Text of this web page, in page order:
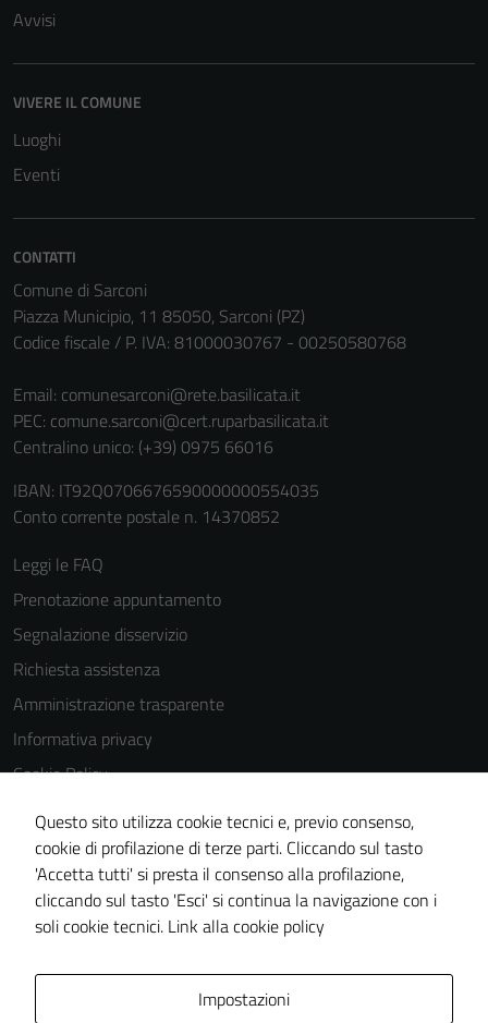
Avvisi
VIVERE IL COMUNE
Luoghi
Eventi
CONTATTI
Comune di Sarconi
Piazza Municipio, 11 85050, Sarconi (PZ)
Codice fiscale / P. IVA: 81000030767 - 00250580768
Email: comunesarconi@rete.basilicata.it
PEC: comune.sarconi@cert.ruparbasilicata.it
Centralino unico: (+39) 0975 66016
IBAN: IT92Q0706676590000000554035
Conto corrente postale n. 14370852
Leggi le FAQ
Prenotazione appuntamento
Segnalazione disservizio
Richiesta assistenza
Amministrazione trasparente
Informativa privacy
Cookie Policy
Note legali
Dichiarazione di accessibilità
Piano di miglioramento del sito
Statistiche sito web
Questo sito utilizza cookie tecnici e, previo consenso,
cookie di profilazione di terze parti. Cliccando sul tasto
'Accetta tutti' si presta il consenso alla profilazione,
cliccando sul tasto 'Esci' si continua la navigazione con i
soli cookie tecnici. Link alla cookie policy
Impostazioni